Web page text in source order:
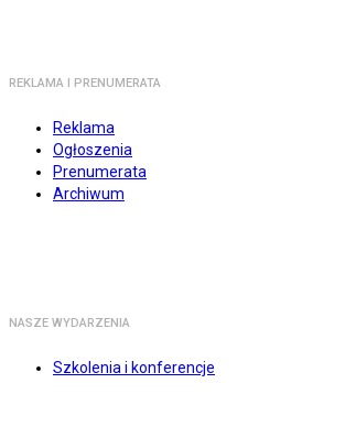
REKLAMA I PRENUMERATA
Reklama
Ogłoszenia
Prenumerata
Archiwum
NASZE WYDARZENIA
Szkolenia i konferencje